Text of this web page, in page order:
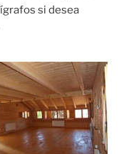
si desea